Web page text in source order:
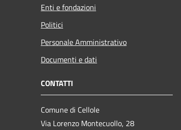
Enti e fondazioni
Politici
Personale Amministrativo
Documenti e dati
CONTATTI
Comune di Cellole
Via Lorenzo Montecuollo, 28